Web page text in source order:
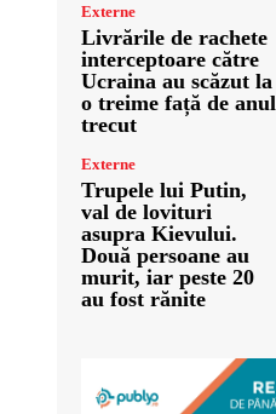
Externe
Livrările de rachete
interceptoare către
Ucraina au scăzut la
o treime față de anul
trecut
Externe
Trupele lui Putin,
val de lovituri
asupra Kievului.
Două persoane au
murit, iar peste 20
au fost rănite